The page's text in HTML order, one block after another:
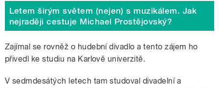
Letem širým světem (nejen) s muzikálem. Jak
nejraději cestuje Michael Prostějovský?
Zajímal se rovněž o hudební divadlo a tento zájem ho
přivedl ke studiu na Karlově univerzitě.
V sedmdesátých letech tam studoval divadelní a